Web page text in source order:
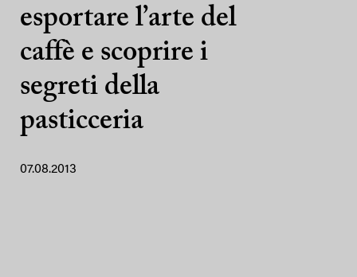
esportare l’arte del
caffè e scoprire i
segreti della
pasticceria
07.08.2013